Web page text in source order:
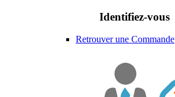
Identifiez-vous
Retrouver une Commande